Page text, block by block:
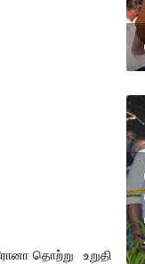
தொற்று உறுதி